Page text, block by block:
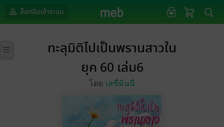
ล็อกอินเข้าระบบ
ทะลุมิติไปเป็นพรานสาวใน
ยุค 60 เล่ม6
โดย เลซี่มินนี่